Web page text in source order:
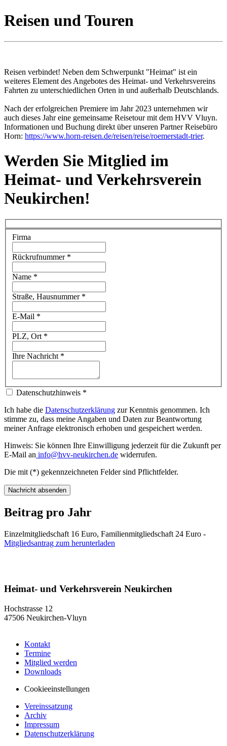
Reisen und Touren
Reisen verbindet! Neben dem Schwerpunkt "Heimat" ist ein
weiteres Element des Angebotes des Heimat- und Verkehrsvereins
Fahrten zu unterschiedlichen Orten in und außerhalb Deutschlands.
Nach der erfolgreichen Premiere im Jahr 2023 unternehmen wir
auch dieses Jahr eine gemeinsame Reisetour mit dem HVV Vluyn.
Informationen und Buchung direkt über unseren Partner Reisebüro
Horn: https://www.horn-reisen.de/reisen/reise/roemerstadt-trier.
Werden Sie Mitglied im
Heimat- und Verkehrsverein
Neukirchen!
Firma
Rückrufnummer *
Name *
Straße, Hausnummer *
E-Mail *
PLZ, Ort *
Ihre Nachricht *
Datenschutzhinweis *
Ich habe die Datenschutzerklärung zur Kenntnis genommen. Ich
stimme zu, dass meine Angaben und Daten zur Beantwortung
meiner Anfrage elektronisch erhoben und gespeichert werden.
Hinweis: Sie können Ihre Einwilligung jederzeit für die Zukunft per
E-Mail an info@hvv-neukirchen.de widerrufen.
Die mit (*) gekennzeichneten Felder sind Pflichtfelder.
Nachricht absenden
Beitrag pro Jahr
Einzelmitgliedschaft 16 Euro, Familienmitgliedschaft 24 Euro -
Mitgliedsantrag zum herunterladen
Heimat- und Verkehrsverein Neukirchen
Hochstrasse 12
47506 Neukirchen-Vluyn
Kontakt
Termine
Mitglied werden
Downloads
Cookieeinstellungen
Vereinssatzung
Archiv
Impressum
Datenschutzerklärung